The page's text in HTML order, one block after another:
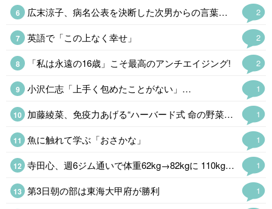
2
広末涼子、病名公表を決断した次男からの言葉「言い訳にするのも嫌だった」
2
英語で「この上なく幸せ」
2
「私は永遠の16歳」こそ最高のアンチエイジング!
1
小沢仁志「上手く包めたことがない」…
1
加藤綾菜、免疫力あげる“ハーバード式 命の野菜スープ公開「野菜たっぷりで…
1
魚に触れて学ぶ「おさかな」
1
寺田心、週6ジム通いで体重62kg→82kgに 110kgのベンチプレス…
1
第3日朝の部は東海大甲府が勝利